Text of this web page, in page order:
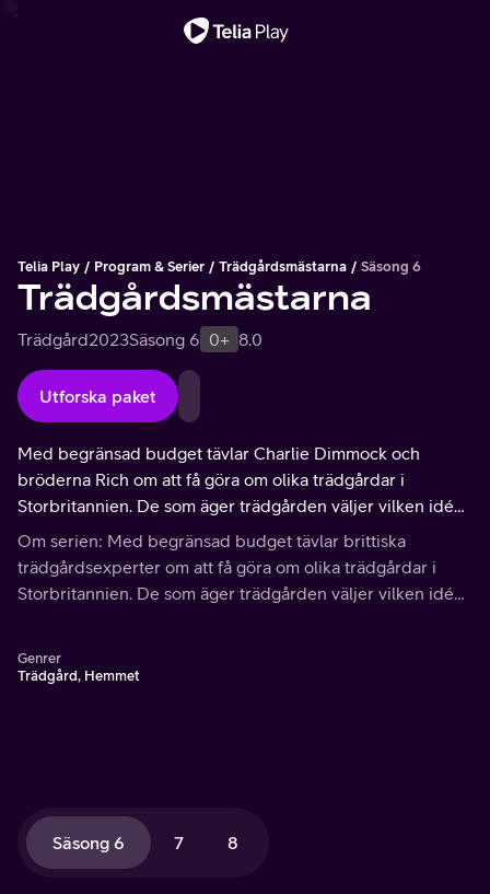
Telia Play Program & Serier Trädgårdsmästarna Säsong 6
Trädgårdsmästarna
Trädgård2023Säsong 6 0+ 8.0
Utforska paket
Med begränsad budget tävlar Charlie Dimmock och
bröderna Rich om att få göra om olika trädgårdar i
Storbritannien. De som äger trädgården väljer vilken idé
de tycker är bäst och sedan måste förloraren hjälpa till att
slutföra arbetet.
Om serien: Med begränsad budget tävlar brittiska
trädgårdsexperter om att få göra om olika trädgårdar i
Storbritannien. De som äger trädgården väljer vilken idé
Genrer
Trädgård, Hemmet
Säsong 6 7 8